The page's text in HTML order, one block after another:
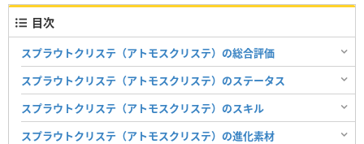
目次
スプラウトクリステ（アトモスクリステ）の総合評価
スプラウトクリステ（アトモスクリステ）のステータス
スプラウトクリステ（アトモスクリステ）のスキル
スプラウトクリステ（アトモスクリステ）の進化素材